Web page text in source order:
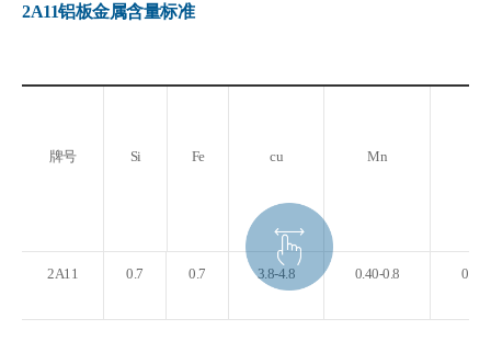
2A11铝板金属含量标准
牌号 Si Fe cu Mn
2A11 0.7 0.7 3.8-4.8 0.40-0.8